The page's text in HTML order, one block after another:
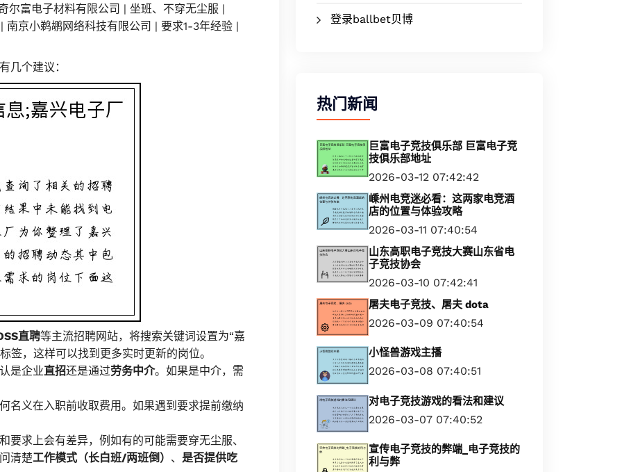
富电子材料有限公司 | 坐班、不穿无尘服 |
京小鹈鹕网络科技有限公司 | 要求1-3年经验 |
几个建议：
直聘等主流招聘网站，将搜索关键词设置为“嘉
签，这样可以找到更多实时更新的岗位。
是企业直招还是通过劳务中介。如果是中介，需
名义在入职前收取费用。如果遇到要求提前缴纳
要求上会有差异，例如有的可能需要穿无尘服、
清楚工作模式（长白班/两班倒） 、 是否提供吃
登录ballbet贝博
热门新闻
巨富电子竞技俱乐部 巨富电子竞
技俱乐部地址
2026-03-12 07:42:42
嵊州电竞迷必看：这两家电竞酒
店的位置与体验攻略
2026-03-11 07:40:54
山东高职电子竞技大赛山东省电
子竞技协会
2026-03-10 07:42:41
屠夫电子竞技、屠夫 dota
2026-03-09 07:40:54
小怪兽游戏主播
2026-03-08 07:40:51
对电子竞技游戏的看法和建议
2026-03-07 07:40:52
宣传电子竞技的弊端_电子竞技的
利与弊